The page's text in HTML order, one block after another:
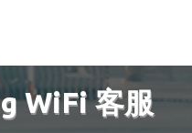
WiFi 客服